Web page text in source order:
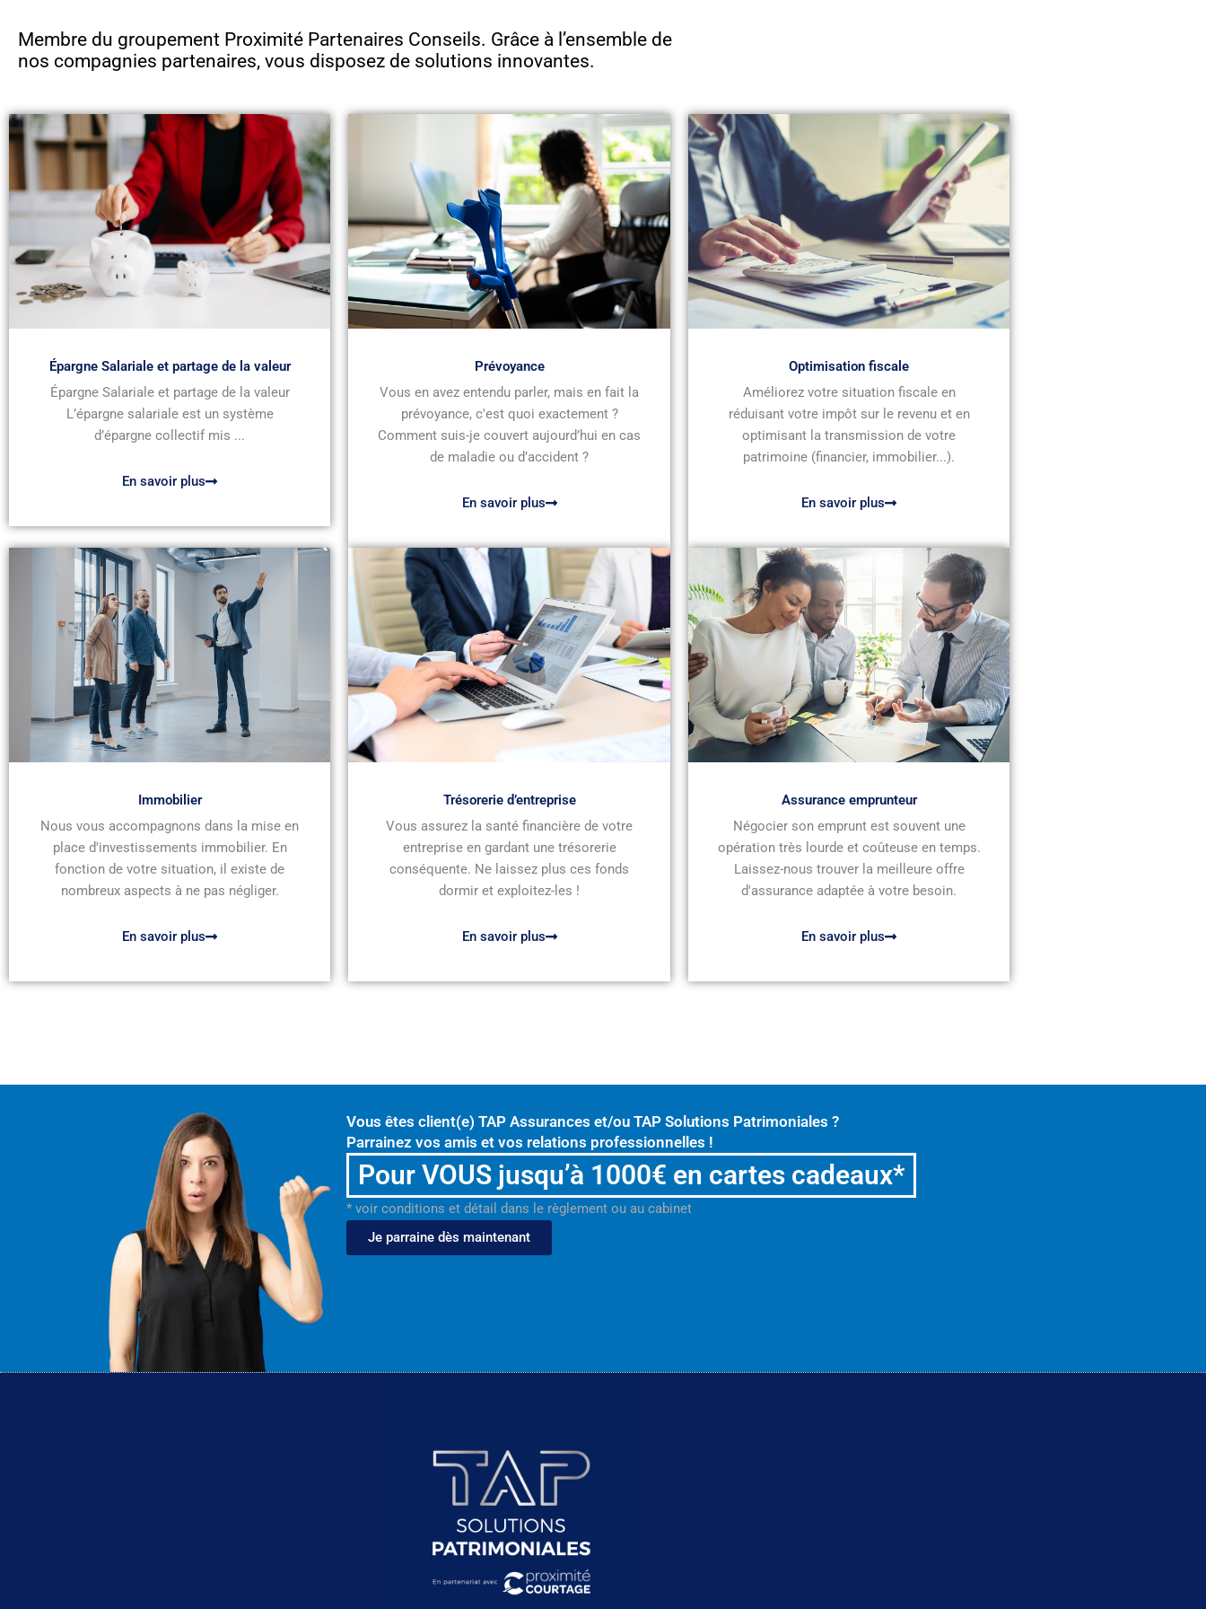
Membre du groupement Proximité Partenaires Conseils. Grâce à l’ensemble de
nos compagnies partenaires, vous disposez de solutions innovantes.
Épargne Salariale et partage de la valeur
Épargne Salariale et partage de la valeur
L’épargne salariale est un système
d’épargne collectif mis ...
En savoir plus
Prévoyance
Vous en avez entendu parler, mais en fait la
prévoyance, c'est quoi exactement ?
Comment suis-je couvert aujourd’hui en cas
de maladie ou d’accident ?
En savoir plus
Optimisation fiscale
Améliorez votre situation fiscale en
réduisant votre impôt sur le revenu et en
optimisant la transmission de votre
patrimoine (financier, immobilier...).
En savoir plus
Immobilier
Nous vous accompagnons dans la mise en
place d'investissements immobilier. En
fonction de votre situation, il existe de
nombreux aspects à ne pas négliger.
En savoir plus
Trésorerie d’entreprise
Vous assurez la santé financière de votre
entreprise en gardant une trésorerie
conséquente. Ne laissez plus ces fonds
dormir et exploitez-les !
En savoir plus
Assurance emprunteur
Négocier son emprunt est souvent une
opération très lourde et coûteuse en temps.
Laissez-nous trouver la meilleure offre
d'assurance adaptée à votre besoin.
En savoir plus
Vous êtes client(e) TAP Assurances et/ou TAP Solutions Patrimoniales ?
Parrainez vos amis et vos relations professionnelles !
Pour VOUS jusqu’à 1000€ en cartes cadeaux*
* voir conditions et détail dans le règlement ou au cabinet
Je parraine dès maintenant